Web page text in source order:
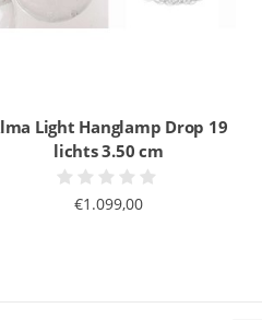
Light Hanglamp Drop 19
lichts 3.50 cm
€1.099,00